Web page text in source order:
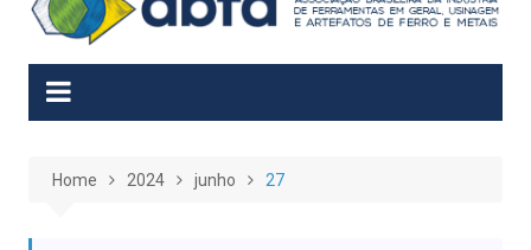
Home 2024 junho 27